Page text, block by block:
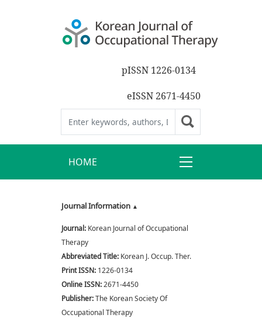
pISSN 1226-0134
eISSN 2671-4450
HOME
Journal Information
Journal: Korean Journal of Occupational
Therapy
Abbreviated Title: Korean J. Occup. Ther.
Print ISSN: 1226-0134
Online ISSN:2671-4450
Publisher:The Korean Society Of
Occupational Therapy